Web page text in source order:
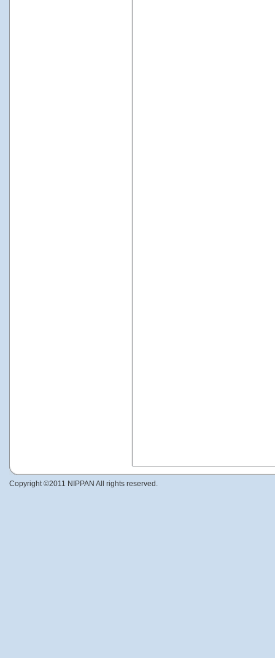
Copyright ©2011 NIPPAN All rights reserved.